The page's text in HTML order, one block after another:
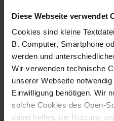
Diese Webseite verwendet
Cookies sind kleine
B. Computer, Smartphone
werden und
Wir verwenden technische
unserer Webseite
Einwilligung benötigen. Wir
solche Cookies des Open-
dabei helfen, die Nutzung
Fotografo: Lorenz
Sternbach
Download